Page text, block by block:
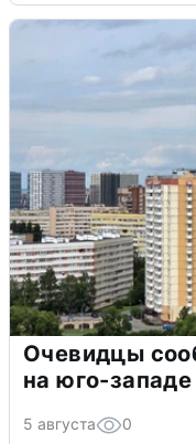
Очевидцы
на юго-
5 августа 0